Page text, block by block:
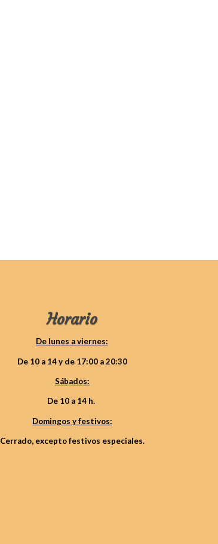
Horario
De lunes a viernes:
De 10 a 14 y de 17:00 a 20:30
Sábados:
De 10 a 14 h.
Domingos y festivos:
Cerrado, excepto festivos especiales.